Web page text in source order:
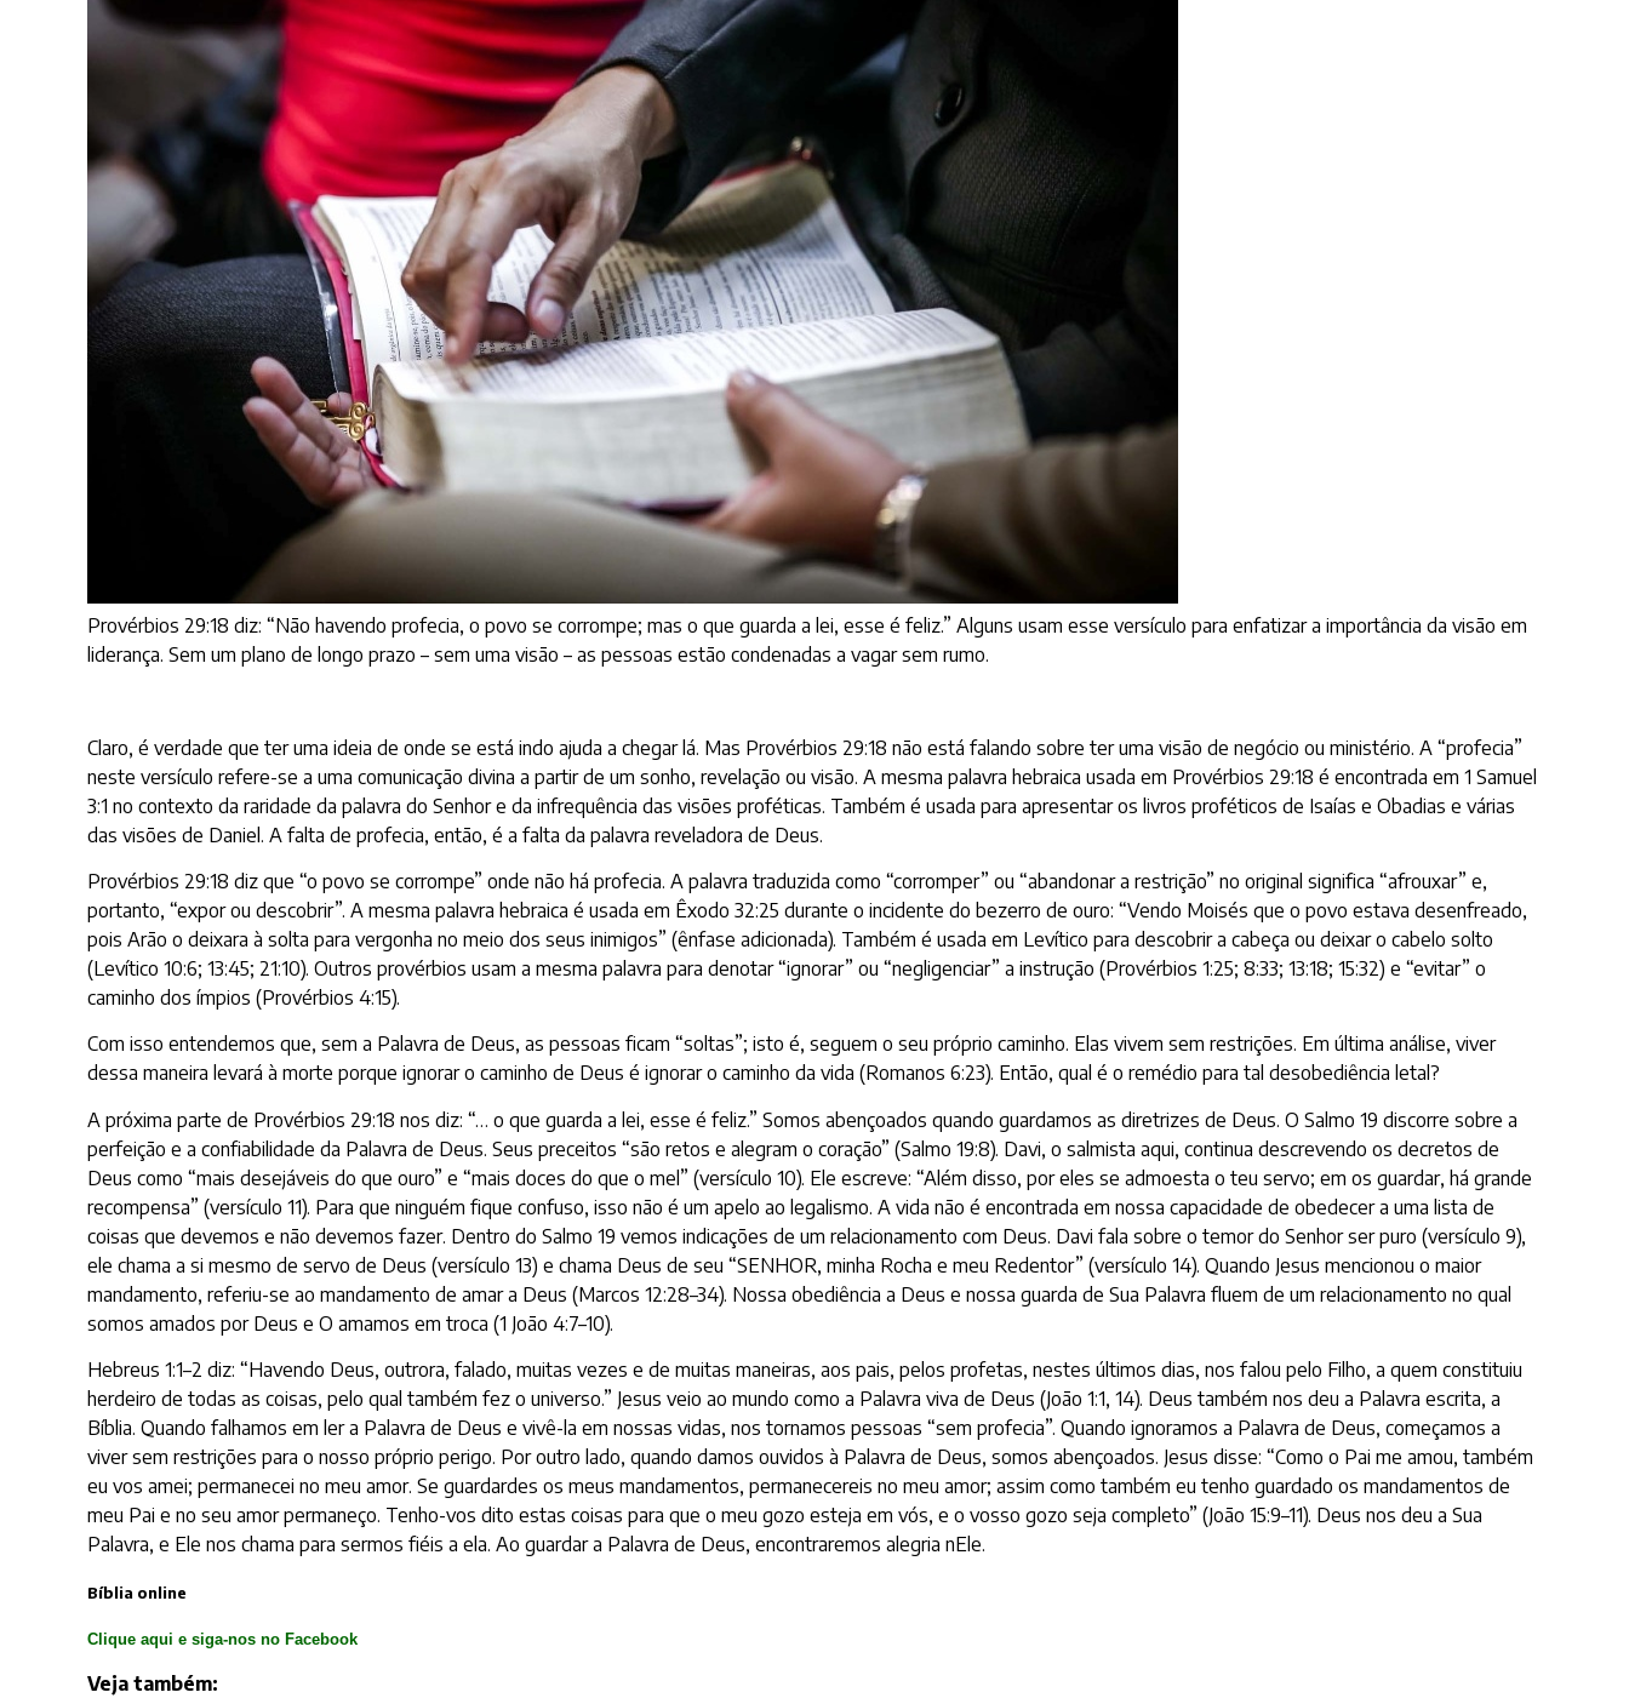
Provérbios 29:18 diz: “Não havendo profecia, o povo se corrompe; mas o que guarda a lei, esse é feliz.” Alguns usam esse versículo para enfatizar a importância da visão em
liderança. Sem um plano de longo prazo – sem uma visão – as pessoas estão condenadas a vagar sem rumo.
Claro, é verdade que ter uma ideia de onde se está indo ajuda a chegar lá. Mas Provérbios 29:18 não está falando sobre ter uma visão de negócio ou ministério. A “profecia”
neste versículo refere-se a uma comunicação divina a partir de um sonho, revelação ou visão. A mesma palavra hebraica usada em Provérbios 29:18 é encontrada em 1 Samuel
3:1 no contexto da raridade da palavra do Senhor e da infrequência das visões proféticas. Também é usada para apresentar os livros proféticos de Isaías e Obadias e várias
das visões de Daniel. A falta de profecia, então, é a falta da palavra reveladora de Deus.
Provérbios 29:18 diz que “o povo se corrompe” onde não há profecia. A palavra traduzida como “corromper” ou “abandonar a restrição” no original significa “afrouxar” e,
portanto, “expor ou descobrir”. A mesma palavra hebraica é usada em Êxodo 32:25 durante o incidente do bezerro de ouro: “Vendo Moisés que o povo estava desenfreado,
pois Arão o deixara à solta para vergonha no meio dos seus inimigos” (ênfase adicionada). Também é usada em Levítico para descobrir a cabeça ou deixar o cabelo solto
(Levítico 10:6; 13:45; 21:10). Outros provérbios usam a mesma palavra para denotar “ignorar” ou “negligenciar” a instrução (Provérbios 1:25; 8:33; 13:18; 15:32) e “evitar” o
caminho dos ímpios (Provérbios 4:15).
Com isso entendemos que, sem a Palavra de Deus, as pessoas ficam “soltas”; isto é, seguem o seu próprio caminho. Elas vivem sem restrições. Em última análise, viver
dessa maneira levará à morte porque ignorar o caminho de Deus é ignorar o caminho da vida (Romanos 6:23). Então, qual é o remédio para tal desobediência letal?
A próxima parte de Provérbios 29:18 nos diz: “… o que guarda a lei, esse é feliz.” Somos abençoados quando guardamos as diretrizes de Deus. O Salmo 19 discorre sobre a
perfeição e a confiabilidade da Palavra de Deus. Seus preceitos “são retos e alegram o coração” (Salmo 19:8). Davi, o salmista aqui, continua descrevendo os decretos de
Deus como “mais desejáveis do que ouro” e “mais doces do que o mel” (versículo 10). Ele escreve: “Além disso, por eles se admoesta o teu servo; em os guardar, há grande
recompensa” (versículo 11). Para que ninguém fique confuso, isso não é um apelo ao legalismo. A vida não é encontrada em nossa capacidade de obedecer a uma lista de
coisas que devemos e não devemos fazer. Dentro do Salmo 19 vemos indicações de um relacionamento com Deus. Davi fala sobre o temor do Senhor ser puro (versículo 9),
ele chama a si mesmo de servo de Deus (versículo 13) e chama Deus de seu “SENHOR, minha Rocha e meu Redentor” (versículo 14). Quando Jesus mencionou o maior
mandamento, referiu-se ao mandamento de amar a Deus (Marcos 12:28–34). Nossa obediência a Deus e nossa guarda de Sua Palavra fluem de um relacionamento no qual
somos amados por Deus e O amamos em troca (1 João 4:7–10).
Hebreus 1:1–2 diz: “Havendo Deus, outrora, falado, muitas vezes e de muitas maneiras, aos pais, pelos profetas, nestes últimos dias, nos falou pelo Filho, a quem constituiu
herdeiro de todas as coisas, pelo qual também fez o universo.” Jesus veio ao mundo como a Palavra viva de Deus (João 1:1, 14). Deus também nos deu a Palavra escrita, a
Bíblia. Quando falhamos em ler a Palavra de Deus e vivê-la em nossas vidas, nos tornamos pessoas “sem profecia”. Quando ignoramos a Palavra de Deus, começamos a
viver sem restrições para o nosso próprio perigo. Por outro lado, quando damos ouvidos à Palavra de Deus, somos abençoados. Jesus disse: “Como o Pai me amou, também
eu vos amei; permanecei no meu amor. Se guardardes os meus mandamentos, permanecereis no meu amor; assim como também eu tenho guardado os mandamentos de
meu Pai e no seu amor permaneço. Tenho-vos dito estas coisas para que o meu gozo esteja em vós, e o vosso gozo seja completo” (João 15:9–11). Deus nos deu a Sua
Palavra, e Ele nos chama para sermos fiéis a ela. Ao guardar a Palavra de Deus, encontraremos alegria nEle.
Bíblia online
Clique aqui e siga-nos no Facebook
Veja também: